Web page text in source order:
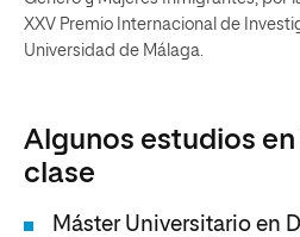
XXV Premio Internacional de
Universidad de Málaga.
Algunos estudios
clase
Máster Universitario en